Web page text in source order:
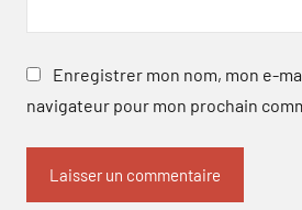
Enregistrer mon nom, mon e-
navigateur pour mon prochain